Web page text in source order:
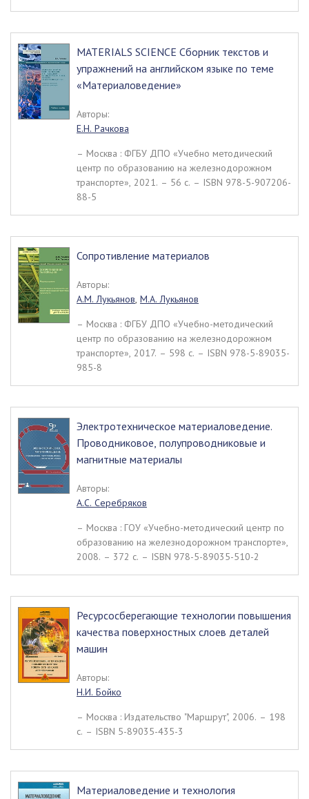
MATERIALS SCIENCE Сборник текстов и
упражнений на английском языке по теме
«Материаловедение»
Авторы:
Е.Н. Рачкова
– Москва : ФГБУ ДПО «Учебно методический
центр по образованию на железнодорожном
транспорте», 2021. – 56 c. – ISBN 978-5-907206-
88-5
Сопротивление материалов
Авторы:
А.М. Лукьянов, М.А. Лукьянов
– Москва : ФГБУ ДПО «Учебно-методический
центр по образованию на железнодорожном
транспорте», 2017. – 598 c. – ISBN 978-5-89035-
985-8
Электротехническое материаловедение.
Проводниковое, полупроводниковые и
магнитные материалы
Авторы:
А.С. Серебряков
– Москва : ГОУ «Учебно-методический центр по
образованию на железнодорожном транспорте»,
2008. – 372 c. – ISBN 978-5-89035-510-2
Ресурсосберегающие технологии повышения
качества поверхностных слоев деталей
машин
Авторы:
Н.И. Бойко
– Москва : Издательство "Маршрут", 2006. – 198
c. – ISBN 5-89035-435-3
Материаловедение и технология